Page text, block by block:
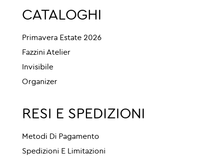
CATALOGHI
Primavera Estate 2026
Fazzini Atelier
Invisibile
Organizer
RESI E SPEDIZIONI
Metodi Di Pagamento
Spedizioni E Limitazioni